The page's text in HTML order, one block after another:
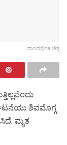
ಸಾಂದರ್ಭಿಕ ಚಿತ್ರ
ಶಿವಮೊಗ್ಗ
ಮೃತ